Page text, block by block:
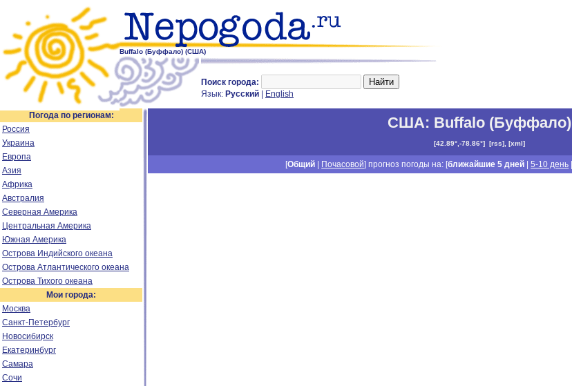
Buffalo (Буффало) (США)
Поиск города:
Язык: Русский English
Погода по регионам:
Россия
Украина
Европа
Азия
Африка
Австралия
Северная Америка
Центральная Америка
Южная Америка
Острова Индийского океана
Острова Атлантического океана
Острова Тихого океана
Мои города:
Москва
Санкт-Петербург
Новосибирск
Екатеринбург
Самара
Сочи
США: Buffalo (Буффало)
[42.89°,-78.86°] [rss], [xml]
[Общий Почасовой] прогноз погоды на: [ближайшие 5 дней |5-10 день